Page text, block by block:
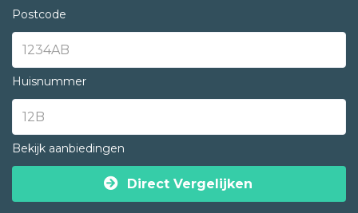
Postcode
Huisnummer
Bekijk aanbiedingen
Direct Vergelijken